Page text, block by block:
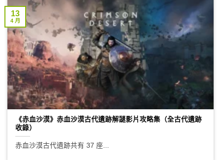
《赤血沙漠》赤血沙漠古代遺跡解謎影片攻略集（全古代遺跡
收錄）
赤血沙漠古代遺跡共有 37 座...
13
4 月